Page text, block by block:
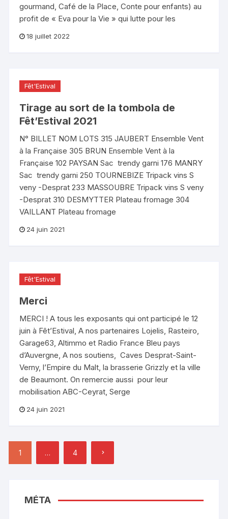
gourmand, Café de la Place, Conte pour enfants) au
profit de « Eva pour la Vie » qui lutte pour les
18 juillet 2022
Fêt'Estival
Tirage au sort de la tombola de
Fêt’Estival 2021
N° BILLET NOM LOTS 315 JAUBERT Ensemble Vent
à la Française 305 BRUN Ensemble Vent à la
Française 102 PAYSAN Sac trendy garni 176 MANRY
Sac trendy garni 250 TOURNEBIZE Tripack vins S
veny -Desprat 233 MASSOUBRE Tripack vins S veny
-Desprat 310 DESMYTTER Plateau fromage 304
VAILLANT Plateau fromage
24 juin 2021
Fêt'Estival
Merci
MERCI ! A tous les exposants qui ont participé le 12
juin à Fêt’Estival, A nos partenaires Lojelis, Rasteiro,
Garage63, Altimmo et Radio France Bleu pays
d’Auvergne, A nos soutiens, Caves Desprat-Saint-
Verny, l’Empire du Malt, la brasserie Grizzly et la ville
de Beaumont. On remercie aussi pour leur
mobilisation ABC-Ceyrat, Serge
24 juin 2021
Pagination
des
publications
1 … 4
MÉTA